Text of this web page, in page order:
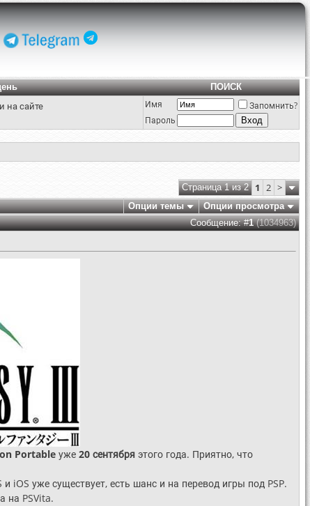
ПОИСК
на сайте
Имя
Запомнить?
Пароль
Страница 1 из 2 1 2 >
Опции темы
Опции просмотра
Сообщение: #1(1034963)
Portable уже 20 сентября этого года. Приятно, что
iOS уже существует, есть шанс и на перевод игры под PSP.
на PSVita.